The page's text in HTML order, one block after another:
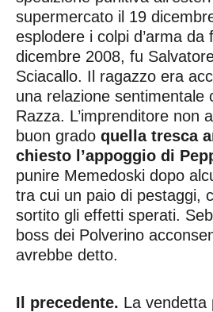
supermercato il 19
esplodere i colpi d’arma da
dicembre 2008, fu
Sciacallo. Il ragazzo era
una relazione sentimentale
Razza. L’imprenditore non
buon grado quella tresca
chiesto l’appoggio di
punire Memedoski dopo
tra cui un paio di pestaggi,
sortito gli effetti sperati.
boss dei Polverino
avrebbe detto.
Il precedente. La vendetta